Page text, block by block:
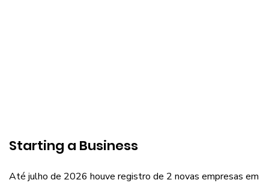
Starting a Business
Até julho de 2026 houve registro de 2 novas empresas em